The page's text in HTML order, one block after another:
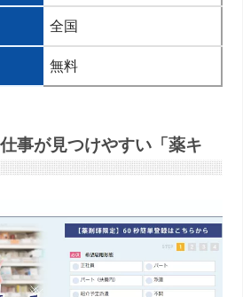
全国
無料
事が見つけやすい「薬キ